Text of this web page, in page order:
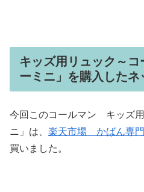
キッズ用リュック～
ーミニ」を購入したネ
今回このコールマン キッズ用
ニ」は、 楽天市場 かばん専
買いました。